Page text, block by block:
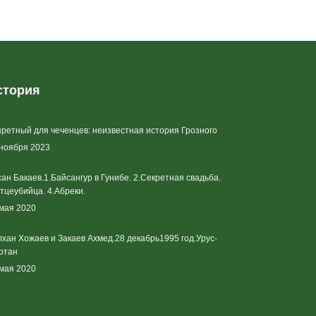
для чеченцев: неизвестная история Грозного
2023
Бакаев.1.Байсангур в Гунибе. 2.Секретная свадьба.
4.Абреки.
2020
Хожаев и Закаев Ахмед.28 декабрь1995 год.Урус-
2020